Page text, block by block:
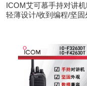
ICOM艾可慕手持对讲
V86/U86
轻薄设计/收到编程/坚固